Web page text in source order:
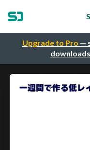
Upgrade to Pro —